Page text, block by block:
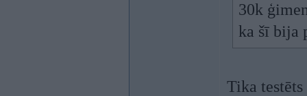
30k
ka šī bija
Tika